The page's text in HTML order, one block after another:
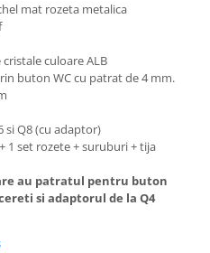
mat rozeta metalica
culoare ALB
buton WC cu patrat de 4 mm.
si Q8 (cu adaptor)
1 set rozete + suruburi + tija
au patratul pentru buton
si adaptorul de la Q4